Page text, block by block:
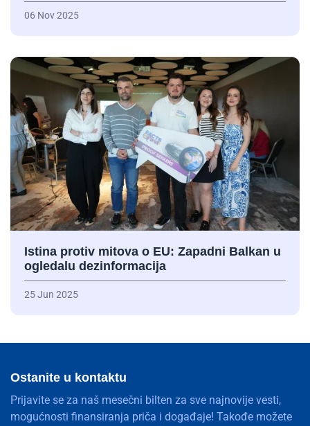
06 Nov 2025
Istina protiv mitova o EU: Zapadni Balkan u
ogledalu dezinformacija
25 Jun 2025
Ostanite u kontaktu
Prijavite se za naš mesečni bilten za sve najnovije vesti,
mogućnosti finansiranja priča i događaje! Takođe možete